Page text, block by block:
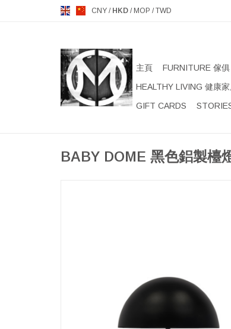
CNY / HKD / MOP /TWD
主頁 FURNITURE 傢俱
HEALTHY LIVING 健康
GIFT CARDS
BABY DOME 黑色鋁製檯